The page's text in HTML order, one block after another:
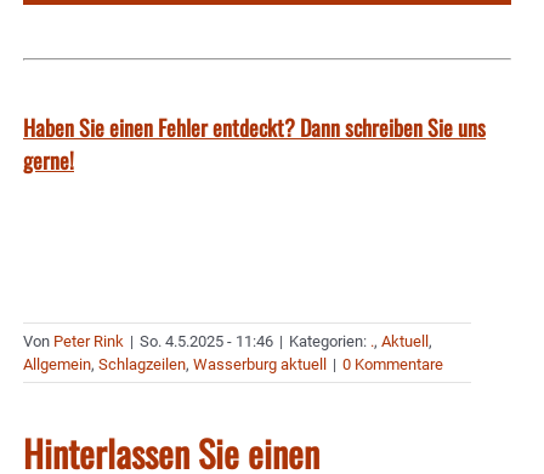
Haben Sie einen Fehler entdeckt? Dann schreiben Sie uns
gerne!
Von Peter Rink | So. 4.5.2025 - 11:46 | Kategorien: ., Aktuell,
Allgemein, Schlagzeilen, Wasserburg aktuell | 0 Kommentare
Hinterlassen Sie einen